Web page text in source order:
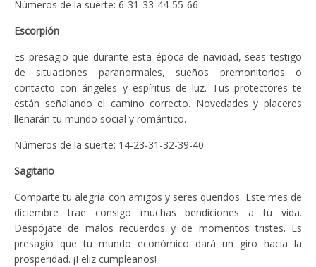
Números de la suerte: 6-31-33-44-55-66
Escorpión
Es presagio que durante esta época de navidad, seas testigo
de situaciones paranormales, sueños premonitorios o
contacto con ángeles y espíritus de luz. Tus protectores te
están señalando el camino correcto. Novedades y placeres
llenarán tu mundo social y romántico.
Números de la suerte: 14-23-31-32-39-40
Sagitario
Comparte tu alegría con amigos y seres queridos. Este mes de
diciembre trae consigo muchas bendiciones a tu vida.
Despójate de malos recuerdos y de momentos tristes. Es
presagio que tu mundo económico dará un giro hacia la
prosperidad. ¡Feliz cumpleaños!